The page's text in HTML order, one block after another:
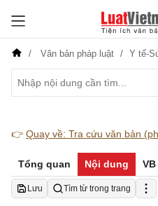
Văn bản pháp luật Y tế-
👉 Quay về: Tra cứu văn bản
Tổng quan Nội dung
Lưu Tìm từ trong trang